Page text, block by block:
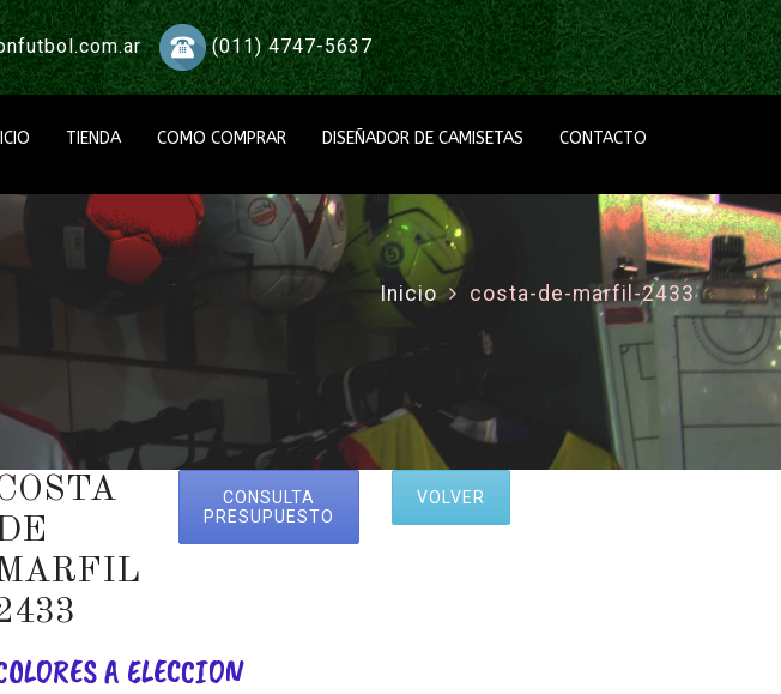
(011) 4747-5637
TIENDA COMO COMPRAR DISEÑADOR DE CAMISETAS CONTACTO
Inicio costa-de-marfil-2433
CONSULTA
PRESUPUESTO
VOLVER
A ELECCION